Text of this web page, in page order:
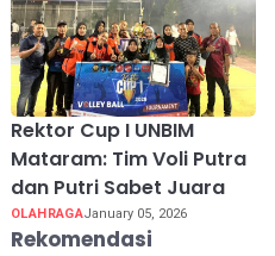
Rektor Cup I UNBIM
Mataram: Tim Voli Putra
dan Putri Sabet Juara
OLAHRAGAJanuary 05, 2026
Rekomendasi